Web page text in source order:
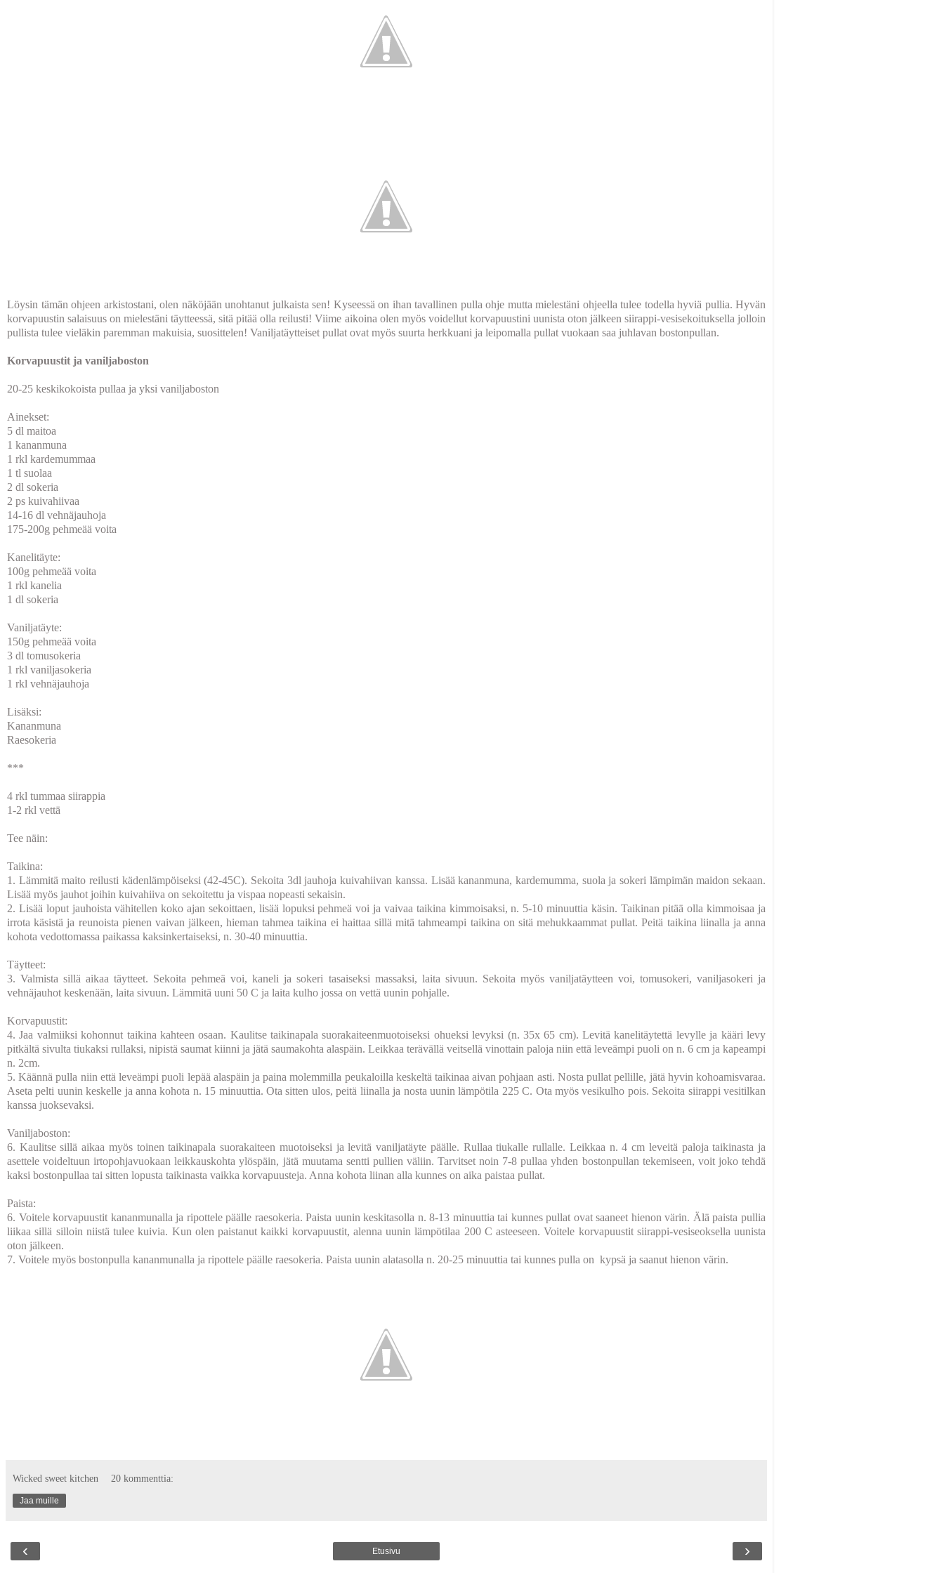
Löysin tämän ohjeen arkistostani, olen näköjään unohtanut julkaista sen! Kyseessä on ihan tavallinen pulla ohje mutta mielestäni ohjeella tulee todella hyviä pullia. Hyvän
korvapuustin salaisuus on mielestäni täytteessä, sitä pitää olla reilusti! Viime aikoina olen myös voidellut korvapuustini uunista oton jälkeen siirappi-vesisekoituksella jolloin
pullista tulee vieläkin paremman makuisia, suosittelen! Vaniljatäytteiset pullat ovat myös suurta herkkuani ja leipomalla pullat vuokaan saa juhlavan bostonpullan.
Korvapuustit ja vaniljaboston
20-25 keskikokoista pullaa ja yksi vaniljaboston
Ainekset:
5 dl maitoa
1 kananmuna
1 rkl kardemummaa
1 tl suolaa
2 dl sokeria
2 ps kuivahiivaa
14-16 dl vehnäjauhoja
175-200g pehmeää voita
Kanelitäyte:
100g pehmeää voita
1 rkl kanelia
1 dl sokeria
Vaniljatäyte:
150g pehmeää voita
3 dl tomusokeria
1 rkl vaniljasokeria
1 rkl vehnäjauhoja
Lisäksi:
Kananmuna
Raesokeria
***
4 rkl tummaa siirappia
1-2 rkl vettä
Tee näin:
Taikina:
1. Lämmitä maito reilusti kädenlämpöiseksi (42-45C). Sekoita 3dl jauhoja kuivahiivan kanssa. Lisää kananmuna, kardemumma, suola ja sokeri lämpimän maidon sekaan.
Lisää myös jauhot joihin kuivahiiva on sekoitettu ja vispaa nopeasti sekaisin.
2. Lisää loput jauhoista vähitellen koko ajan sekoittaen, lisää lopuksi pehmeä voi ja vaivaa taikina kimmoisaksi, n. 5-10 minuuttia käsin. Taikinan pitää olla kimmoisaa ja
irrota käsistä ja reunoista pienen vaivan jälkeen, hieman tahmea taikina ei haittaa sillä mitä tahmeampi taikina on sitä mehukkaammat pullat. Peitä taikina liinalla ja anna
kohota vedottomassa paikassa kaksinkertaiseksi, n. 30-40 minuuttia.
Täytteet:
3. Valmista sillä aikaa täytteet. Sekoita pehmeä voi, kaneli ja sokeri tasaiseksi massaksi, laita sivuun. Sekoita myös vaniljatäytteen voi, tomusokeri, vaniljasokeri ja
vehnäjauhot keskenään, laita sivuun. Lämmitä uuni 50 C ja laita kulho jossa on vettä uunin pohjalle.
Korvapuustit:
4. Jaa valmiiksi kohonnut taikina kahteen osaan. Kaulitse taikinapala suorakaiteenmuotoiseksi ohueksi levyksi (n. 35x 65 cm). Levitä kanelitäytettä levylle ja kääri levy
pitkältä sivulta tiukaksi rullaksi, nipistä saumat kiinni ja jätä saumakohta alaspäin. Leikkaa terävällä veitsellä vinottain paloja niin että leveämpi puoli on n. 6 cm ja kapeampi
n. 2cm.
5. Käännä pulla niin että leveämpi puoli lepää alaspäin ja paina molemmilla peukaloilla keskeltä taikinaa aivan pohjaan asti. Nosta pullat pellille, jätä hyvin kohoamisvaraa.
Aseta pelti uunin keskelle ja anna kohota n. 15 minuuttia. Ota sitten ulos, peitä liinalla ja nosta uunin lämpötila 225 C. Ota myös vesikulho pois. Sekoita siirappi vesitilkan
kanssa juoksevaksi.
Vaniljaboston:
6. Kaulitse sillä aikaa myös toinen taikinapala suorakaiteen muotoiseksi ja levitä vaniljatäyte päälle. Rullaa tiukalle rullalle. Leikkaa n. 4 cm leveitä paloja taikinasta ja
asettele voideltuun irtopohjavuokaan leikkauskohta ylöspäin, jätä muutama sentti pullien väliin. Tarvitset noin 7-8 pullaa yhden bostonpullan tekemiseen, voit joko tehdä
kaksi bostonpullaa tai sitten lopusta taikinasta vaikka korvapuusteja. Anna kohota liinan alla kunnes on aika paistaa pullat.
Paista:
6. Voitele korvapuustit kananmunalla ja ripottele päälle raesokeria. Paista uunin keskitasolla n. 8-13 minuuttia tai kunnes pullat ovat saaneet hienon värin. Älä paista pullia
liikaa sillä silloin niistä tulee kuivia. Kun olen paistanut kaikki korvapuustit, alenna uunin lämpötilaa 200 C asteeseen. Voitele korvapuustit siirappi-vesiseoksella uunista
oton jälkeen.
7. Voitele myös bostonpulla kananmunalla ja ripottele päälle raesokeria. Paista uunin alatasolla n. 20-25 minuuttia tai kunnes pulla on kypsä ja saanut hienon värin.
Wicked sweet kitchen 20 kommenttia:
Jaa muille
‹ ›
Etusivu